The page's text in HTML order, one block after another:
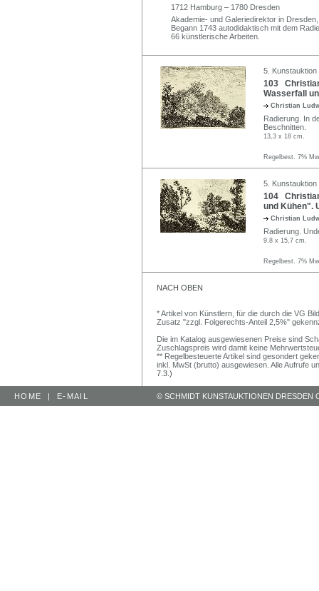
1712 Hamburg – 1780 Dresden
Akademie- und Galeriedirektor in
Begann 1743 autodidaktisch mit dem
66 künstlerische Arbeiten.
5.
103
Wasserfall
Christian
Radierung. In
Beschnitten.
13,3 x 18 cm.
Regelbest. 7%
5.
104
und Kühen".
Christian
Radierung.
9,8 x 15,7 cm.
Regelbest. 7%
NACH OBEN
* Artikel von Künstlern, für die durch die VG
Zusatz "zzgl. Folgerechts-Anteil 2,5%"
Die im Katalog ausgewiesenen Preise sind
Zuschlagspreis wird damit keine
** Regelbesteuerte Artikel sind gesondert
inkl. MwSt (brutto) ausgewiesen. Alle Aufrufe
7.3.)
HOME | E-MAIL © SCHMIDT KUNSTAUKTIONEN DRESDEN